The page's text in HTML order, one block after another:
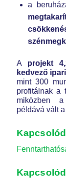
a
A projekt
kedvező
mint 300
profitálnak a
miközben
példává vált